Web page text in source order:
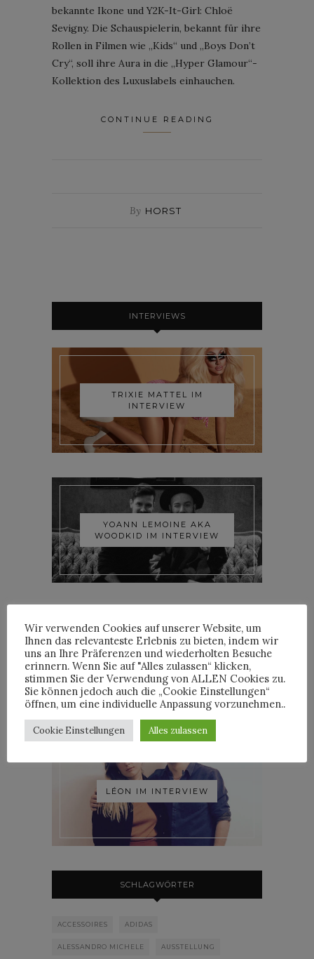
bekannte Ikone und Y2K-It-Girl: Chloë
Sevigny. Die Schauspielerin, bekannt für ihre
Rollen in Filmen wie „Kids“ und „Boys Don’t
Cry“, soll ihre Aura in die „Hyper Glamour“-
Kollektion des Luxuslabels einhauchen.
CONTINUE READING
By HORST
INTERVIEWS
TRIXIE MATTEL IM
INTERVIEW
YOANN LEMOINE AKA
WOODKID IM INTERVIEW
ROOSEVELT IM INTERVIEW
LÉON IM INTERVIEW
SCHLAGWÖRTER
ACCESSOIRES ADIDAS
ALESSANDRO MICHELE AUSSTELLUNG
Wir verwenden Cookies auf unserer Website, um
Ihnen das relevanteste Erlebnis zu bieten, indem wir
uns an Ihre Präferenzen und wiederholten Besuche
erinnern. Wenn Sie auf "Alles zulassen“ klicken,
stimmen Sie der Verwendung von ALLEN Cookies zu.
Sie können jedoch auch die „Cookie Einstellungen“
öffnen, um eine individuelle Anpassung vorzunehmen..
Cookie Einstellungen Alles zulassen